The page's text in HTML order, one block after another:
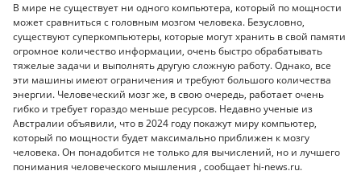
В мире не существует ни одного компьютера, который по мощности
может сравниться с головным мозгом человека. Безусловно,
существуют суперкомпьютеры, которые могут хранить в свой памяти
огромное количество информации, очень быстро обрабатывать
тяжелые задачи и выполнять другую сложную работу. Однако, все
эти машины имеют ограничения и требуют большого количества
энергии. Человеческий мозг же, в свою очередь, работает очень
гибко и требует гораздо меньше ресурсов. Недавно ученые из
Австралии объявили, что в 2024 году покажут миру компьютер,
который по мощности будет максимально приближен к мозгу
человека. Он понадобится не только для вычислений, но и лучшего
понимания человеческого мышления , сообщает hi-news.ru.